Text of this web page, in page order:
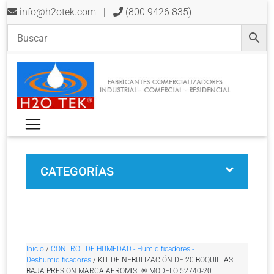
info@h2otek.com | (800 9426 835)
CATEGORÍAS
Inicio / CONTROL DE HUMEDAD - Humidificadores -
Deshumidificadores / KIT DE NEBULIZACIÓN DE 20 BOQUILLAS
BAJA PRESION MARCA AEROMIST® MODELO 52740-20